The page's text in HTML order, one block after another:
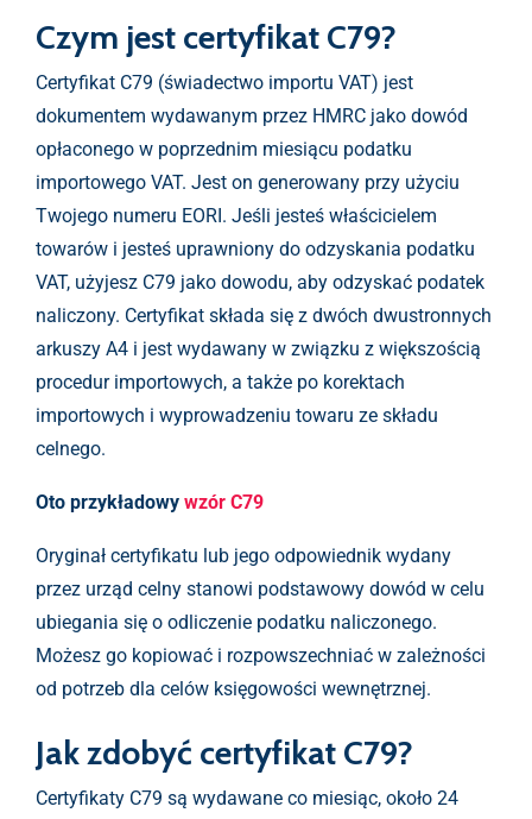
Czym jest certyfikat C79?
Certyfikat C79 (świadectwo importu VAT) jest
dokumentem wydawanym przez HMRC jako dowód
opłaconego w poprzednim miesiącu podatku
importowego VAT. Jest on generowany przy użyciu
Twojego numeru EORI. Jeśli jesteś właścicielem
towarów i jesteś uprawniony do odzyskania podatku
VAT, użyjesz C79 jako dowodu, aby odzyskać podatek
naliczony. Certyfikat składa się z dwóch dwustronnych
arkuszy A4 i jest wydawany w związku z większością
procedur importowych, a także po korektach
importowych i wyprowadzeniu towaru ze składu
celnego.
Oto przykładowy wzór C79
Oryginał certyfikatu lub jego odpowiednik wydany
przez urząd celny stanowi podstawowy dowód w celu
ubiegania się o odliczenie podatku naliczonego.
Możesz go kopiować i rozpowszechniać w zależności
od potrzeb dla celów księgowości wewnętrznej.
Jak zdobyć certyfikat C79?
Certyfikaty C79 są wydawane co miesiąc, około 24